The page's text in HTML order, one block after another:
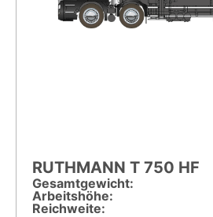
RUTHMANN T 750 HF
Gesamt­gewicht:
Arbeitshöhe:
Reichweite: